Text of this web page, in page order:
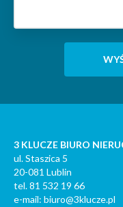
3 KLUCZE BIURO
ul. Staszica 5
20-081 Lublin
tel. 81 532 19 66
e-mail: biuro@3klucze.pl